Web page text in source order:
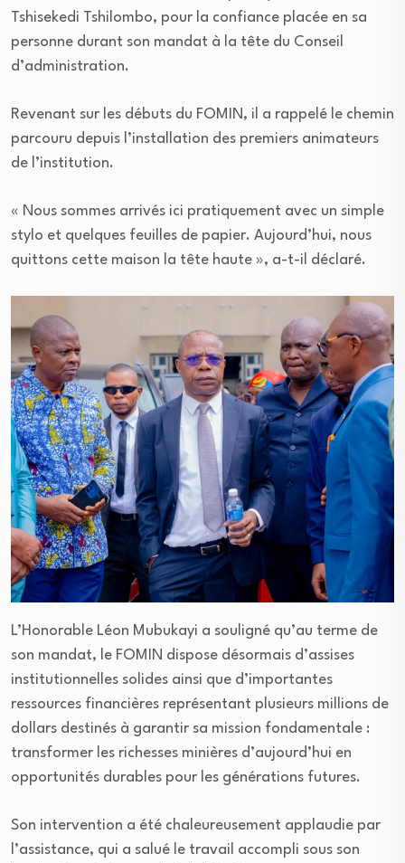
Tshisekedi Tshilombo, pour la confiance placée en sa
personne durant son mandat à la tête du Conseil
d’administration.
Revenant sur les débuts du FOMIN, il a rappelé le chemin
parcouru depuis l’installation des premiers animateurs
de l’institution.
« Nous sommes arrivés ici pratiquement avec un simple
stylo et quelques feuilles de papier. Aujourd’hui, nous
quittons cette maison la tête haute », a-t-il déclaré.
L’Honorable Léon Mubukayi a souligné qu’au terme de
son mandat, le FOMIN dispose désormais d’assises
institutionnelles solides ainsi que d’importantes
ressources financières représentant plusieurs millions de
dollars destinés à garantir sa mission fondamentale :
transformer les richesses minières d’aujourd’hui en
opportunités durables pour les générations futures.
Son intervention a été chaleureusement applaudie par
l’assistance, qui a salué le travail accompli sous son